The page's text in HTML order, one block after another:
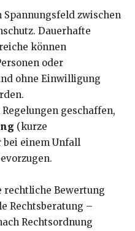
Spannungsfeld zwischen
Dauerhafte
können
oder
ohne Einwilligung
geschaffen,
(kurze
bei einem Unfall
Bewertung
Rechtsberatung –
Rechtsordnung